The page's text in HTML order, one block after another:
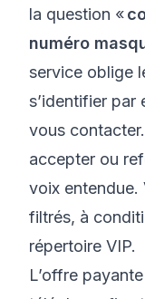
la question «
numéro
service oblige
s’identifier par
vous
accepter ou
voix entendue.
filtrés, à
répertoire VIP.
L’offre